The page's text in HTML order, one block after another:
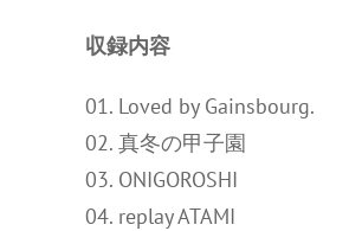
収録内容
01. Loved by Gainsbourg.
02. 真冬の甲子園
03. ONIGOROSHI
04. replay ATAMI